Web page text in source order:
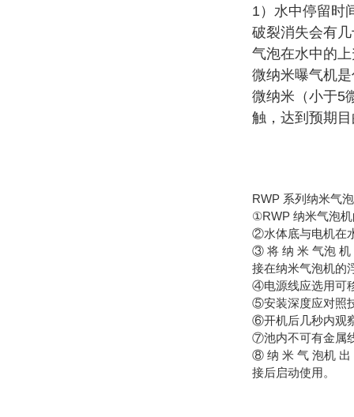
1）水中停留时
破裂消失会有
气泡在水中的
微纳米曝气机
微纳米（小于5
触，达到预期
RWP 系列纳米气
①RWP 纳米气泡
②水体底与电机在
③ 将 纳 米 气泡 机
接在纳米气泡机的
④电源线应选用可
⑤安装深度应对照
⑥开机后几秒内观
⑦池内不可有金属
⑧ 纳 米 气 泡机 出
接后启动使用。